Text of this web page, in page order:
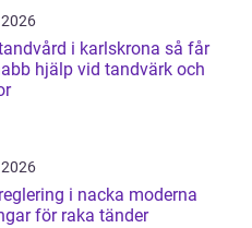
i karlskrona så får
hjälp vid tandvärk och
i nacka moderna
för raka tänder